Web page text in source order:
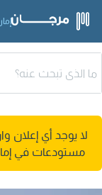
لا يوجد أي إعلان
مستودعات في